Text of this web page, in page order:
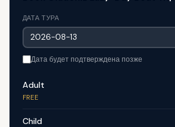
ДАТА ТУРА
Дата будет подтверждена позже
Adult
FREE
Child